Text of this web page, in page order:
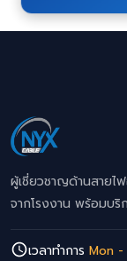
ผู้เชี่ยวชาญด้านสายไ
จากโรงงาน พร้อมบริ
เวลาทำการ Mon -